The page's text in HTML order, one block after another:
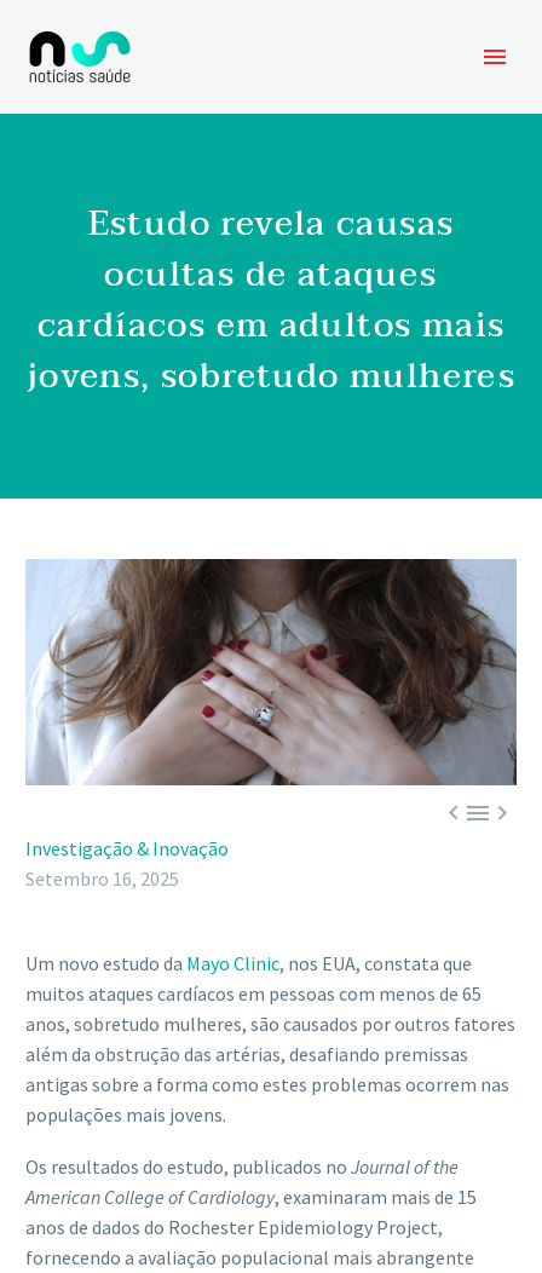
Estudo revela causas
ocultas de ataques
cardíacos em adultos mais
jovens, sobretudo mulheres

Investigação & Inovação
Setembro 16, 2025
Um novo estudo da Mayo Clinic, nos EUA, constata que
muitos ataques cardíacos em pessoas com menos de 65
anos, sobretudo mulheres, são causados ​​por outros fatores
além da obstrução das artérias, desafiando premissas
antigas sobre a forma como estes problemas ocorrem nas
populações mais jovens.
Os resultados do estudo, publicados no Journal of the
American College of Cardiology, examinaram mais de 15
anos de dados do Rochester Epidemiology Project,
fornecendo a avaliação populacional mais abrangente